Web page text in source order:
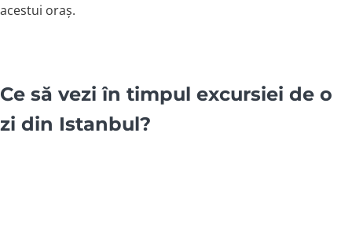
acestui oraș.
Ce să vezi în timpul excursiei de o
zi din Istanbul?